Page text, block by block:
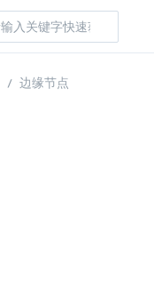
边缘节点